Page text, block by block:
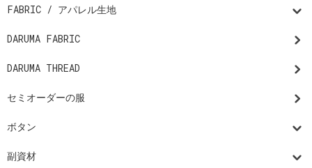
FABRIC / アパレル生地
DARUMA FABRIC
DARUMA THREAD
セミオーダーの服
ボタン
副資材